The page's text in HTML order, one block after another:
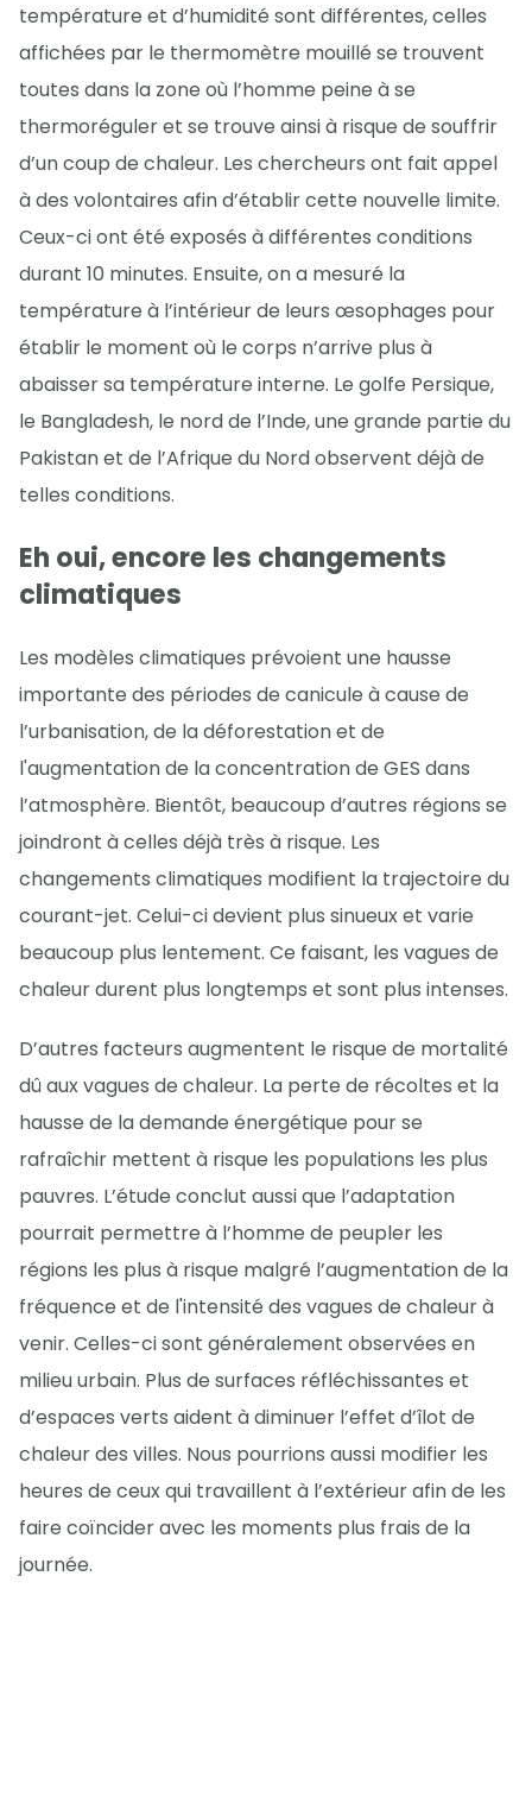
température et d’humidité sont différentes, celles
affichées par le thermomètre mouillé se trouvent
toutes dans la zone où l’homme peine à se
thermoréguler et se trouve ainsi à risque de souffrir
d’un coup de chaleur. Les chercheurs ont fait appel
à des volontaires afin d’établir cette nouvelle limite.
Ceux-ci ont été exposés à différentes conditions
durant 10 minutes. Ensuite, on a mesuré la
température à l’intérieur de leurs œsophages pour
établir le moment où le corps n’arrive plus à
abaisser sa température interne. Le golfe Persique,
le Bangladesh, le nord de l’Inde, une grande partie du
Pakistan et de l’Afrique du Nord observent déjà de
telles conditions.
Eh oui, encore les changements
climatiques
Les modèles climatiques prévoient une hausse
importante des périodes de canicule à cause de
l’urbanisation, de la déforestation et de
l'augmentation de la concentration de GES dans
l’atmosphère. Bientôt, beaucoup d’autres régions se
joindront à celles déjà très à risque. Les
changements climatiques modifient la trajectoire du
courant-jet. Celui-ci devient plus sinueux et varie
beaucoup plus lentement. Ce faisant, les vagues de
chaleur durent plus longtemps et sont plus intenses.
D’autres facteurs augmentent le risque de mortalité
dû aux vagues de chaleur. La perte de récoltes et la
hausse de la demande énergétique pour se
rafraîchir mettent à risque les populations les plus
pauvres. L’étude conclut aussi que l’adaptation
pourrait permettre à l’homme de peupler les
régions les plus à risque malgré l’augmentation de la
fréquence et de l'intensité des vagues de chaleur à
venir. Celles-ci sont généralement observées en
milieu urbain. Plus de surfaces réfléchissantes et
d’espaces verts aident à diminuer l’effet d’îlot de
chaleur des villes. Nous pourrions aussi modifier les
heures de ceux qui travaillent à l’extérieur afin de les
faire coïncider avec les moments plus frais de la
journée.